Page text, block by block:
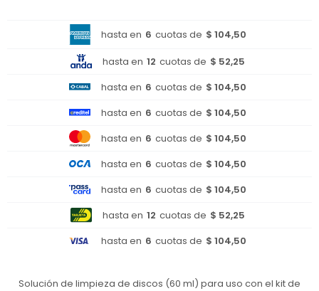
hasta en 6 cuotas de $ 104,50
hasta en 12 cuotas de $ 52,25
hasta en 6 cuotas de $ 104,50
hasta en 6 cuotas de $ 104,50
hasta en 6 cuotas de $ 104,50
hasta en 6 cuotas de $ 104,50
hasta en 6 cuotas de $ 104,50
hasta en 12 cuotas de $ 52,25
hasta en 6 cuotas de $ 104,50
Solución de limpieza de discos (60 ml) para uso con el kit de